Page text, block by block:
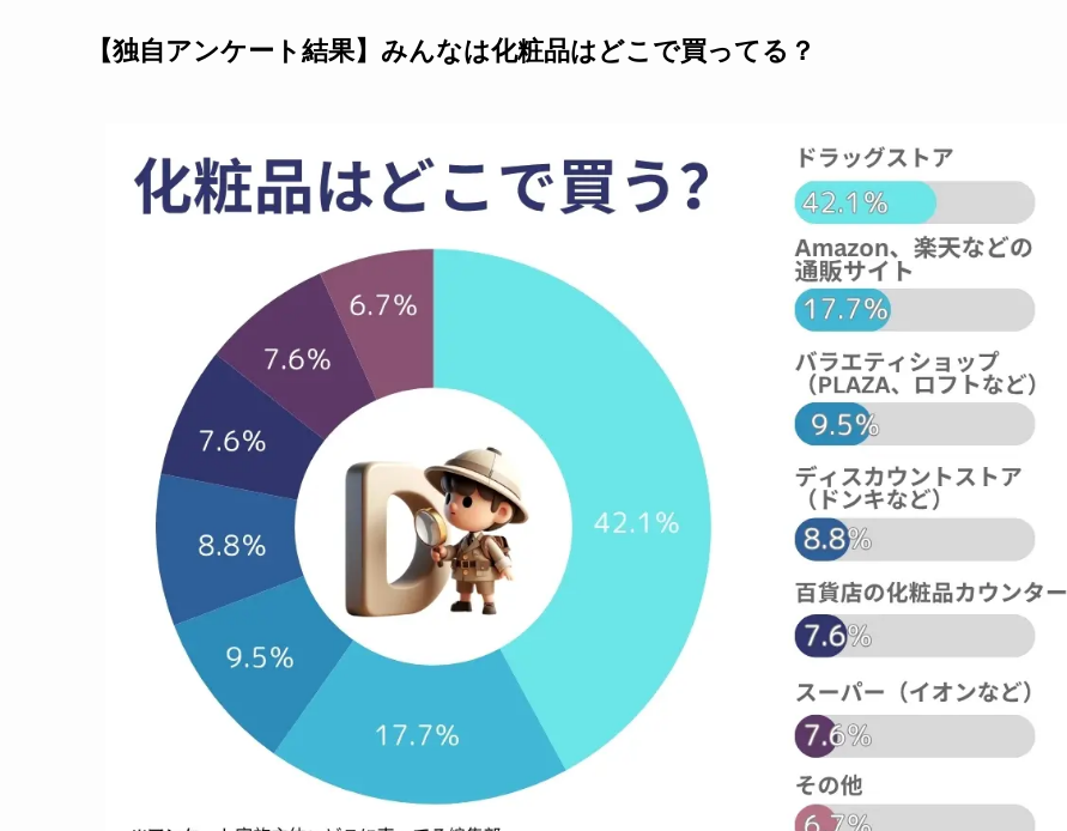
【独自アンケート結果】みんなは化粧品はどこで買ってる？